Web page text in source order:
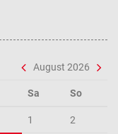
August 2026
Sa So
1 2